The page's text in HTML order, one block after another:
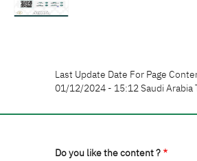
Last Update Date For Page
01/12/2024 - 15:12 Saudi Arabia
Do you like the content ?